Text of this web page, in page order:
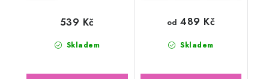
Skladem
539 Kč
Skladem
od 489 Kč